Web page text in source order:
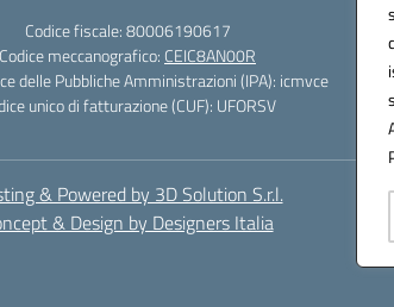
Codice fiscale: 80006190617
Codice meccanografico: CEIC8AN00R
delle Pubbliche Amministrazioni (IPA): icmvce
unico di fatturazione (CUF): UFORSV
& Powered by 3D Solution S.r.l.
& Design by Designers Italia